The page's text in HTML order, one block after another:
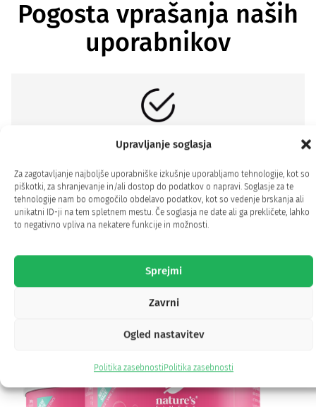
Upravljanje soglasja
Za zagotavljanje najboljše uporabniške izkušnje uporabljamo tehnologije, kot so
piškotki, za shranjevanje in/ali dostop do podatkov o napravi. Soglasje za te
tehnologije nam bo omogočilo obdelavo podatkov, kot so vedenje brskanja ali
unikatni ID-ji na tem spletnem mestu. Če soglasja ne date ali ga prekličete, lahko
to negativno vpliva na nekatere funkcije in možnosti.
Sprejmi
Zavrni
Ogled nastavitev
Politika zasebnostiPolitika zasebnosti
Pogosta vprašanja naših
uporabnikov
Kako in zakaj deluje?
se v naši koži s staranjem zmanjšuje, skupaj
z D-biotinom in vitaminom C ščiti celice pred
oksidativnim stresom in prispeva k normalni